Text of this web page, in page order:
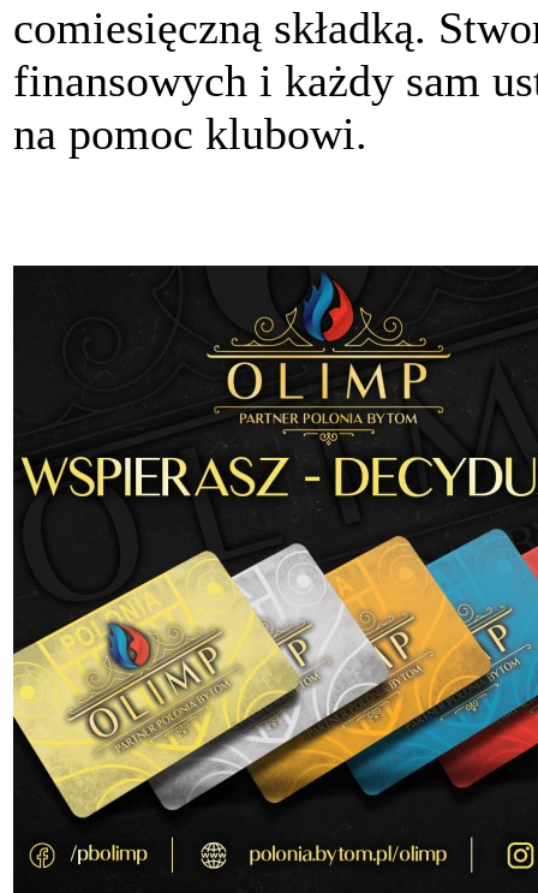
comiesięczną składką.
finansowych i każdy sam
na pomoc klubowi.